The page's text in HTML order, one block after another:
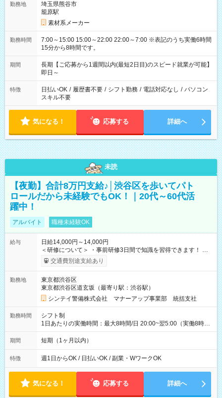
勤務地
埼玉県熊谷市
籠原駅
素材系メーカー
勤務時間
7:00～15:00 15:00～22:00 22:00～7:00 ※表記のうち実働6時間
15分から8時間です。
期間
長期【ご応募から1週間以内(最短2日目)のスピード就業が可能】
即日～
特徴 日払いOK / 履歴書不要 / シフト勤務 / 電話対応なし / パソコン
スキル不要
気になる！ 応募する 詳細へ
未読
【夜勤】合計8万円支給♪│渋谷区を歩いてパト
ロールだから未経験でもOK！｜20代～60代活
躍中！
アルバイト 職種未経験OK
給与
日給14,000円～14,000円
＜研修について＞ ・事前研修3日間で知識を習得できます！ 座
学研修で警備についてイチからレクチャー◎ スケジュールは3日
連続でなくてOKです。 ・熟練講師の講義で初めてでも安心！ ◆
間：食事手当含む） ※1勤務終了後、火曜〆翌週水曜支給 【試
用期間】試用期間なし
交通費別途支給あり
勤務地
東京都渋谷区
東京都渋谷区道玄坂（最寄り駅：渋谷駅）
シンテイ警備株式会社 マナーアップ事業部 統括支社
勤務時間
シフト制
1日あたりの実働時間：最大8時間/日 20:00~翌5:00（実働8時
間） 実働8時間で日給14000円 ★週1日～OK！
期間 短期（1ヶ月以内）
特徴 週1日からOK / 日払いOK / 副業・WワークOK
気になる！ 応募する 詳細へ